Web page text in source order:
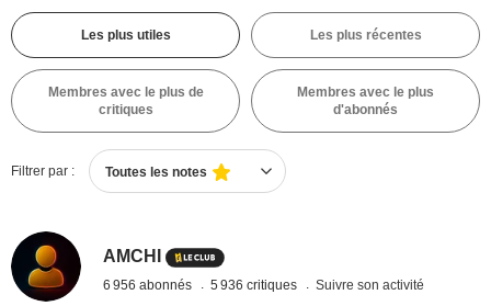
Les plus utiles Les plus récentes
Membres avec le plus de
critiques
Membres avec le plus
d'abonnés
Filtrer par : Toutes les notes
AMCHI
6 956 abonnés 5 936 critiques Suivre son activité